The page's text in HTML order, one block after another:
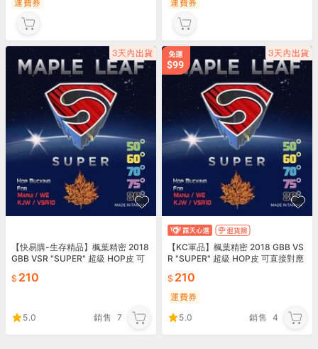
運費券 運費券
【快易購-生存精品】楓葉精密 2018
GBB VSR "SUPER" 超級 HOP皮 可
210
5.0 銷售 7
【KC軍品】楓葉精密 2018 GBB VS
R "SUPER" 超級 HOP皮 可直接對應
210
運費券
5.0
銷售 4